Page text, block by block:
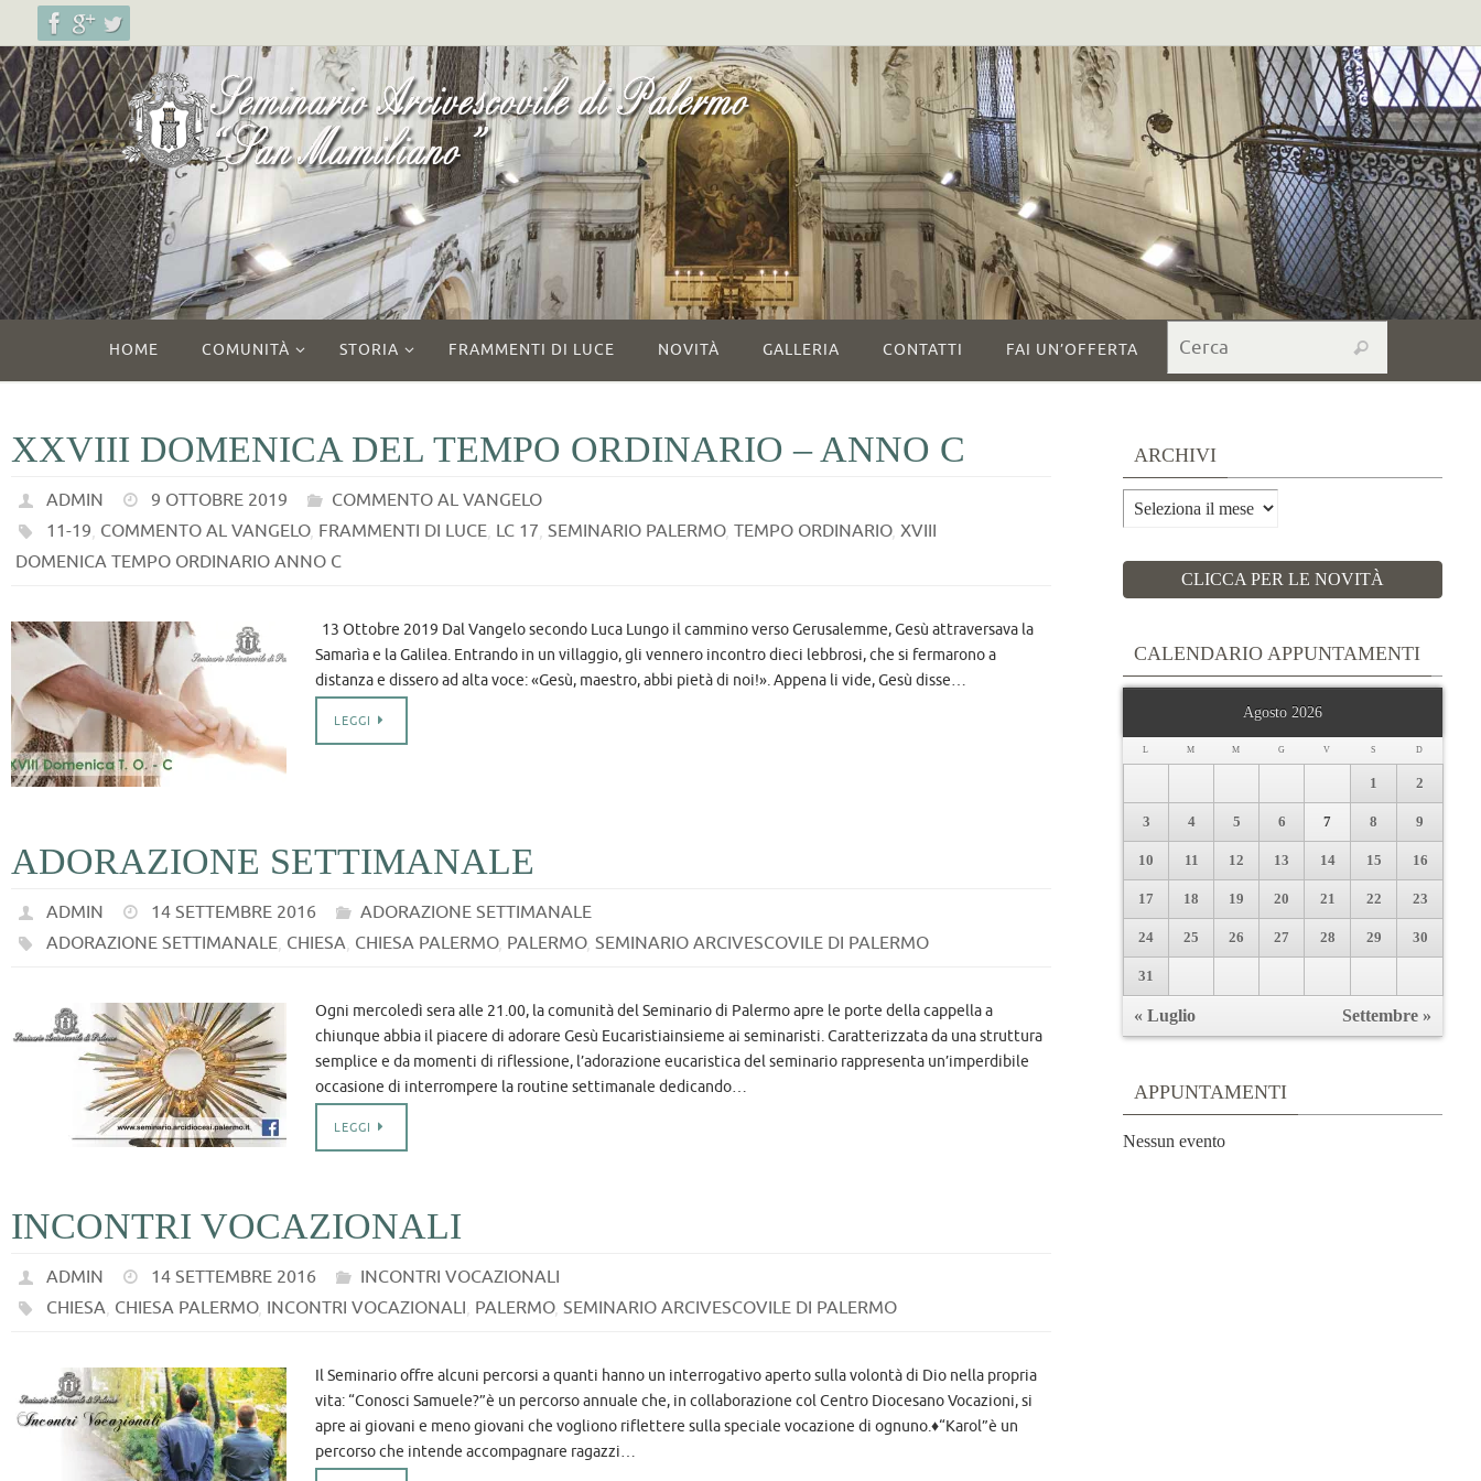
contenuto
contenuto
HOME COMUNITÀ STORIA FRAMMENTI DI LUCE NOVITÀ GALLERIA CONTATTI FAI UN’OFFERTA Cerca
XXVIII DOMENICA DEL TEMPO ORDINARIO – ANNO C
ADMIN 9 OTTOBRE 2019
COMMENTO AL VANGELO
11-19, COMMENTO AL VANGELO, FRAMMENTI DI LUCE, LC 17, SEMINARIO PALERMO, TEMPO ORDINARIO, XVIII
DOMENICA TEMPO ORDINARIO ANNO C
13 Ottobre 2019 Dal Vangelo secondo Luca Lungo il cammino verso Gerusalemme, Gesù attraversava la
Samarìa e la Galilea. Entrando in un villaggio, gli vennero incontro dieci lebbrosi, che si fermarono a
distanza e dissero ad alta voce: «Gesù, maestro, abbi pietà di noi!». Appena li vide, Gesù disse…
LEGGI
ADORAZIONE SETTIMANALE
ADMIN 14 SETTEMBRE 2016
ADORAZIONE SETTIMANALE
ADORAZIONE SETTIMANALE, CHIESA, CHIESA PALERMO, PALERMO, SEMINARIO ARCIVESCOVILE DI PALERMO
Ogni mercoledì sera alle 21.00, la comunità del Seminario di Palermo apre le porte della cappella a
chiunque abbia il piacere di adorare Gesù Eucaristiainsieme ai seminaristi. Caratterizzata da una struttura
semplice e da momenti di riflessione, l’adorazione eucaristica del seminario rappresenta un’imperdibile
occasione di interrompere la routine settimanale dedicando…
LEGGI
INCONTRI VOCAZIONALI
ADMIN 14 SETTEMBRE 2016
INCONTRI VOCAZIONALI
CHIESA, CHIESA PALERMO, INCONTRI VOCAZIONALI, PALERMO, SEMINARIO ARCIVESCOVILE DI PALERMO
Il Seminario offre alcuni percorsi a quanti hanno un interrogativo aperto sulla volontà di Dio nella propria
vita: “Conosci Samuele?”è un percorso annuale che, in collaborazione col Centro Diocesano Vocazioni, si
apre ai giovani e meno giovani che vogliono riflettere sulla speciale vocazione di ognuno.♦“Karol”è un
percorso che intende accompagnare ragazzi…
ARCHIVI
Archivi
CLICCA PER LE NOVITÀ
CALENDARIO APPUNTAMENTI
Agosto 2026
L M M G V S D
1 2
3 4 5 6 7 8 9
10 11 12 13 14 15 16
17 18 19 20 21 22 23
24 25 26 27 28 29 30
31
« Luglio Settembre »
APPUNTAMENTI
Nessun evento